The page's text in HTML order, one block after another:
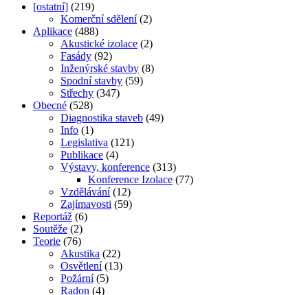
[ostatní] (219)
Komerční sdělení (2)
Aplikace (488)
Akustické izolace (2)
Fasády (92)
Inženýrské stavby (8)
Spodní stavby (59)
Střechy (347)
Obecné (528)
Diagnostika staveb (49)
Info (1)
Legislativa (121)
Publikace (4)
Výstavy, konference (313)
Konference Izolace (77)
Vzdělávání (12)
Zajímavosti (59)
Reportáž (6)
Soutěže (2)
Teorie (76)
Akustika (22)
Osvětlení (13)
Požární (5)
Radon (4)